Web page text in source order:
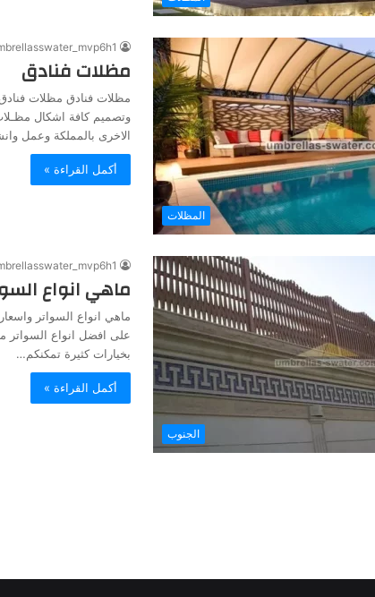
المظلات
مظلات فنادق
مظلات فنادق مظلات
وتصميم كافة اشكال
الاخرى بالمملكة وعمل
أكمل القراءة »
الجنوب
ماهي انواع
ماهي انواع السواتر
على افضل انواع السواتر
بخيارات كثيرة تمكنكم…
أكمل القراءة »